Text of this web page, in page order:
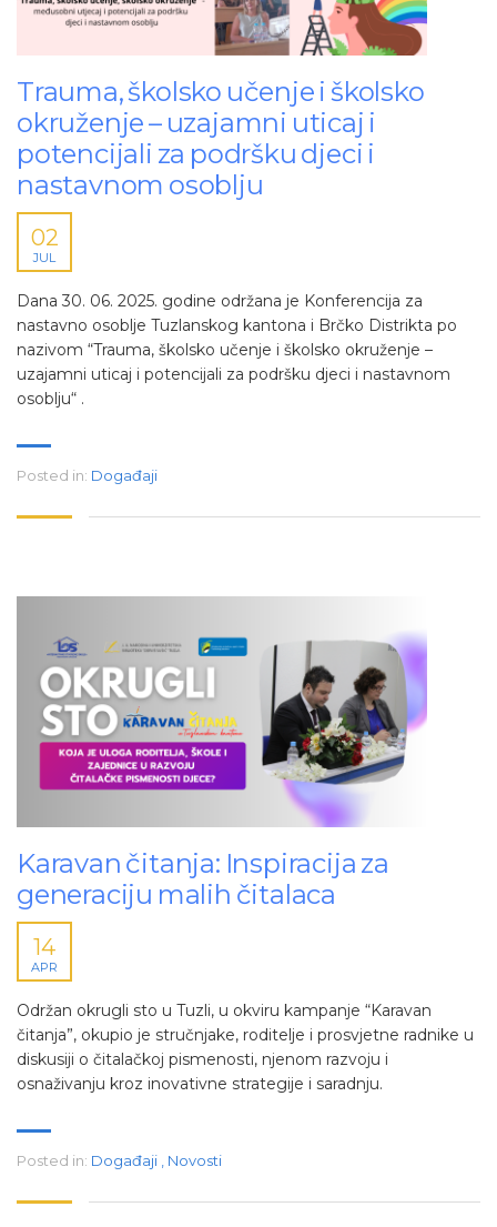
Trauma, školsko učenje i školsko
okruženje – uzajamni uticaj i
potencijali za podršku djeci i
nastavnom osoblju
02
JUL
Dana 30. 06. 2025. godine održana je Konferencija za
nastavno osoblje Tuzlanskog kantona i Brčko Distrikta po
nazivom “Trauma, školsko učenje i školsko okruženje –
uzajamni uticaj i potencijali za podršku djeci i nastavnom
osoblju“ .
Posted in: Događaji
Karavan čitanja: Inspiracija za
generaciju malih čitalaca
14
APR
Održan okrugli sto u Tuzli, u okviru kampanje “Karavan
čitanja”, okupio je stručnjake, roditelje i prosvjetne radnike u
diskusiji o čitalačkoj pismenosti, njenom razvoju i
osnaživanju kroz inovativne strategije i saradnju.
Posted in: Događaji Novosti